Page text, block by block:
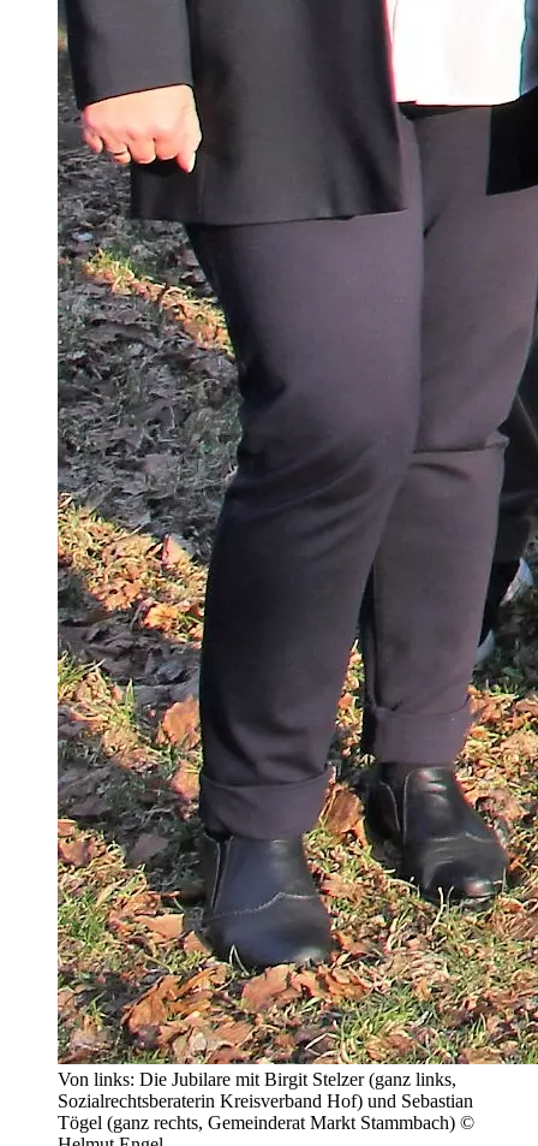
Von links: Die Jubilare mit Birgit Stelzer (ganz links,
Sozialrechtsberaterin Kreisverband Hof) und Sebastian
Tögel (ganz rechts, Gemeinderat Markt Stammbach) ©